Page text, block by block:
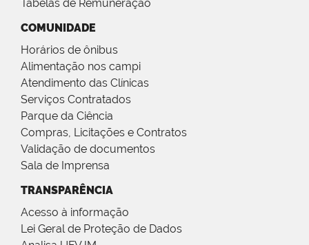
Tabelas de Remuneração
COMUNIDADE
Horários de ônibus
Alimentação nos campi
Atendimento das Clínicas
Serviços Contratados
Parque da Ciência
Compras, Licitações e Contratos
Validação de documentos
Sala de Imprensa
TRANSPARÊNCIA
Acesso à informação
Lei Geral de Proteção de Dados